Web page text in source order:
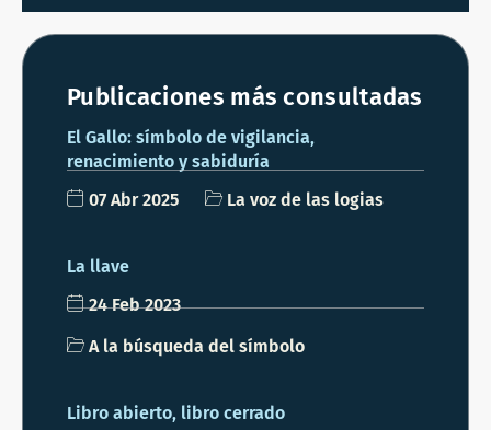
Publicaciones más consultadas
El Gallo: símbolo de vigilancia,
renacimiento y sabiduría
07 Abr 2025
La voz de las logias
La llave
24 Feb 2023
A la búsqueda del símbolo
Libro abierto, libro cerrado